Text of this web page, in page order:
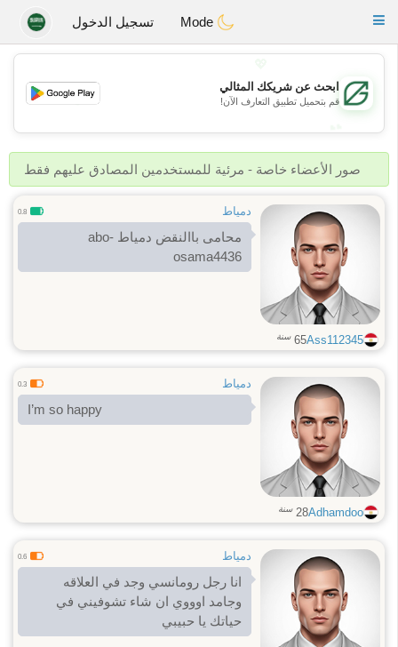
GulfDating
Toggle
تسجيل الدخول
💖
💕
ابحث عن شريكك المثالي
قم بتحميل تطبيق التعارف الآن!
صور الأعضاء خاصة - مرئية للمستخدمين المصادق عليهم فقط
دمياط 0.8
محامى باالنقض دمياط abo-
osama4436
Ass112345
65 سنة
دمياط 0.3
I’m so happy
Adhamdoo
28 سنة
دمياط 0.6
انا رجل رومانسي وجد في العلاقه
وجامد اوووي ان شاء تشوفيني في
حياتك يا حبيبي